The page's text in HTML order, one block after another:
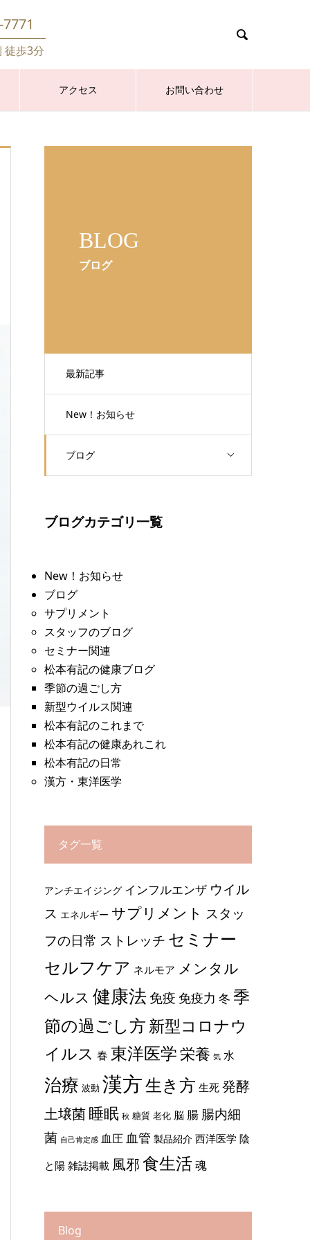
徒歩3分

アクセス お問い合わせ
BLOG
ブログ
最新記事
New！お知らせ
ブログ
ブログカテゴリ一覧
New！お知らせ
ブログ
サプリメント
スタッフのブログ
セミナー関連
松本有記の健康ブログ
季節の過ごし方
新型ウイルス関連
松本有記のこれまで
松本有記の健康あれこれ
松本有記の日常
漢方・東洋医学
タグ一覧
アンチエイジング インフルエンザ ウイル
ス エネルギー サプリメント スタッ
フの日常 ストレッチ セミナー
セルフケア ネルモア メンタル
ヘルス 健康法免疫 免疫力 冬 季
節の過ごし方新型コロナウ
イルス 春 東洋医学栄養 気 水
治療 波動 漢方生き方 生死発酵
土壌菌睡眠 秋 糖質 老化 脳 腸 腸内細
菌 自己肯定感 血圧 血管 製品紹介 西洋医学陰
と陽雑誌掲載 風邪食生活魂
Blog